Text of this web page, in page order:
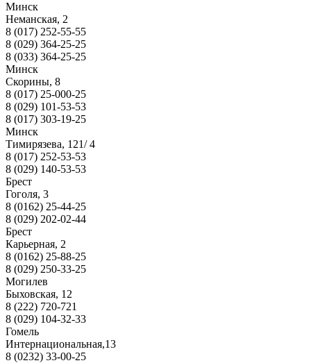
Минск
Неманская, 2
8 (017) 252-55-55
8 (029) 364-25-25
8 (033) 364-25-25
Минск
Скорины, 8
8 (017) 25-000-25
8 (029) 101-53-53
8 (017) 303-19-25
Минск
Тимирязева, 121/ 4
8 (017) 252-53-53
8 (029) 140-53-53
Брест
Гоголя, 3
8 (0162) 25-44-25
8 (029) 202-02-44
Брест
Карьерная, 2
8 (0162) 25-88-25
8 (029) 250-33-25
Могилев
Быховская, 12
8 (222) 720-721
8 (029) 104-32-33
Гомель
Интернациональная,13
8 (0232) 33-00-25